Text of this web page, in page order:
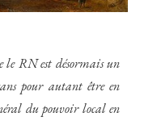
le RN est désormais un
pour autant être en
du pouvoir local en